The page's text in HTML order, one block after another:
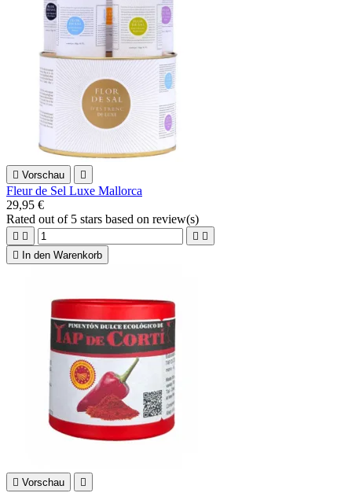
 Vorschau 
Fleur de Sel Luxe Mallorca
29,95 €
Rated out of 5 stars based on review(s)
   

In den Warenkorb
 Vorschau 